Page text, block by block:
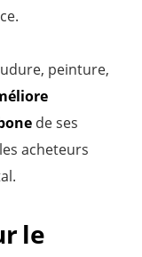
peinture,
de ses
acheteurs
le